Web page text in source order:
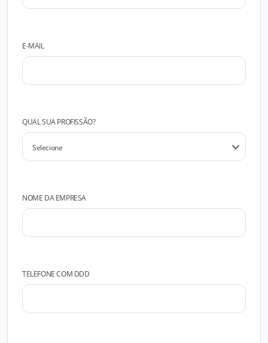
E-MAIL
QUAL SUA PROFISSÃO?
NOME DA EMPRESA
TELEFONE COM DDD